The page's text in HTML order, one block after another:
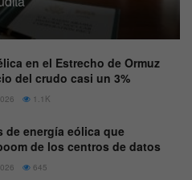
en el Estrecho de Ormuz
del crudo casi un 3%
1.1K
de energía eólica que
de los centros de datos
645